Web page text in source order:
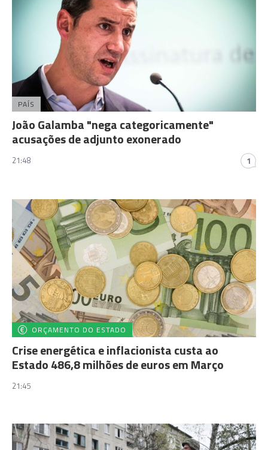
PAÍS
João Galamba "nega categoricamente"
acusações de adjunto exonerado
21:48 1
ORÇAMENTO DO ESTADO
Crise energética e inflacionista custa ao
Estado 486,8 milhões de euros em Março
21:45